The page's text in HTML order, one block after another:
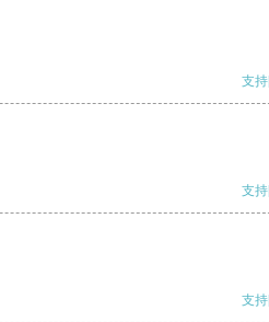
支持
支持
支持